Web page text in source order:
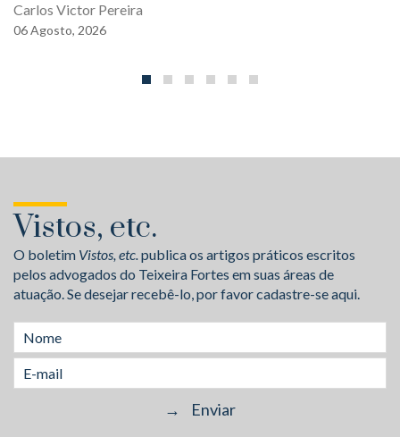
Carlos Victor Pereira
06Agosto, 2026
Vistos, etc.
O boletim Vistos, etc.publica os artigos práticos escritos
pelos advogados do Teixeira Fortes em suas áreas de
atuação. Se desejar recebê-lo, por favor cadastre-se aqui.